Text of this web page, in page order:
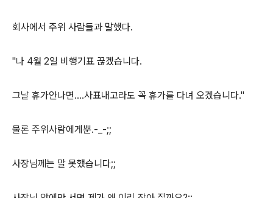
회사에서 주위 사람들과 말했다.
"나 4월 2일 비행기표 끊겠습니다.
그날 휴가안나면....사표내고라도 꼭 휴가를 다녀 오겠습니다."
물론 주위사람에게뿐.-_-;;
사장님께는 말 못했습니다;;